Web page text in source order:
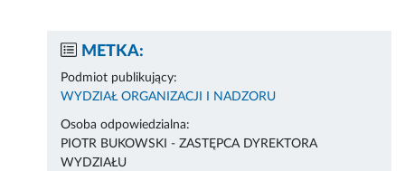
METKA:
Podmiot publikujący:
WYDZIAŁ ORGANIZACJI I NADZORU
Osoba odpowiedzialna:
PIOTR BUKOWSKI - ZASTĘPCA DYREKTORA
WYDZIAŁU